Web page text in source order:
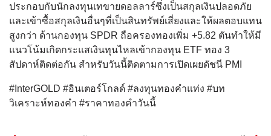
ประกอบกับนักลงทุนเทขายดอลลาร์ซึ่งเป็นสกุลเงินปลอดภัย
และเข้าซื้อสกุลเงินอื่นๆที่เป็นสินทรัพย์เสี่ยงและให้ผลตอบแทน
สูงกว่า ด้านกองทุน SPDR ถือครองทองเพิ่ม +5.82 ตันทําให้มี
แนวโน้มเกิดกระแสเงินทุนไหลเข้ากองทุน ETF ทอง 3
สัปดาห์ติดต่อกัน สําหรับวันนี้ติดตามการเปิดเผยดัชนี PMI
#InterGOLD #อินเตอร์โกลด์ #ลงทุนทองคำแท่ง #บท
วิเคราะห์ทองคำ #ราคาทองคำวันนี้